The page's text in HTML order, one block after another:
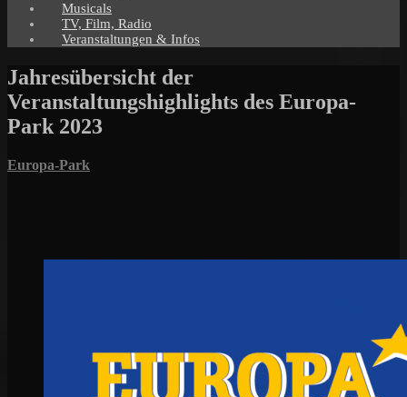
Musicals
TV, Film, Radio
Veranstaltungen & Infos
Jahresübersicht der
Veranstaltungshighlights des Europa-
Park 2023
Europa-Park